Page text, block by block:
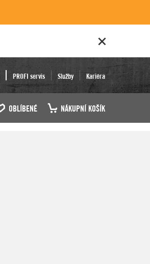
PROFI servis Služby Kariéra
OBLÍBENÉ NÁKUPNÍ KOŠÍK